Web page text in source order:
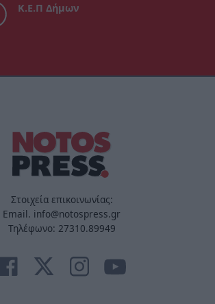
Κ.Ε.Π Δήμων
Στοιχεία επικοινωνίας:
Email. info@notospress.gr
Τηλέφωνο: 27310.89949